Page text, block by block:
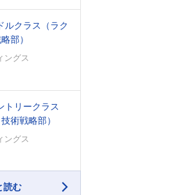
ルクラス（ラク
部）
ングス
トリークラス
術戦略部）
ングス
読む